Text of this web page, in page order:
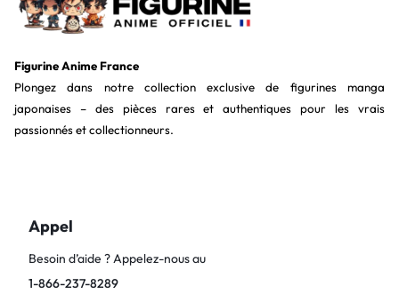
Figurine Anime France
Plongez dans notre collection exclusive de figurines manga
japonaises – des pièces rares et authentiques pour les vrais
passionnés et collectionneurs.
Appel
Besoin d’aide ? Appelez-nous au
1-866-237-8289